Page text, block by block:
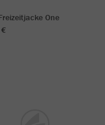
One